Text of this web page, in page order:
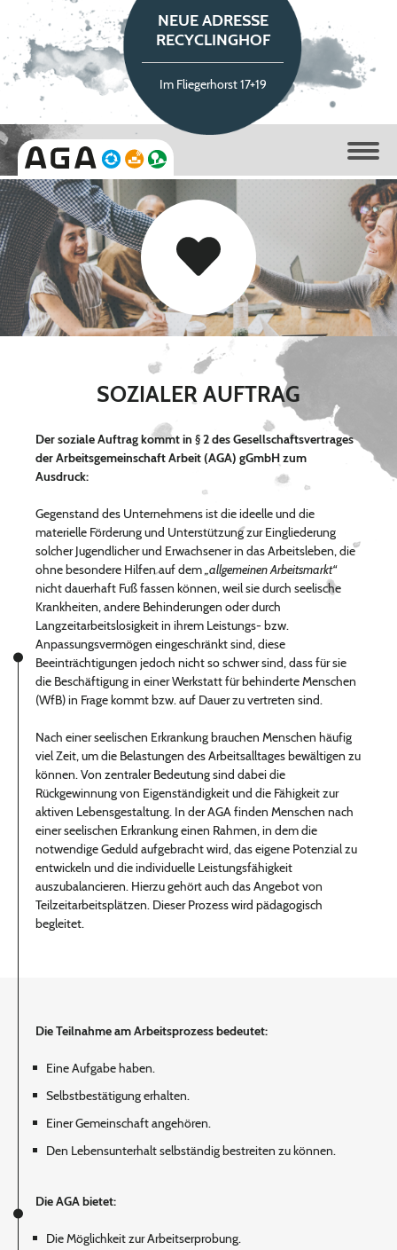
NEUE ADRESSE
RECYCLINGHOF
Im Fliegerhorst 17+19
SOZIALER AUFTRAG
Der soziale Auftrag kommt in § 2 des Gesellschaftsvertrages
der Arbeitsgemeinschaft Arbeit (AGA) gGmbH zum
Ausdruck:
Gegenstand des Unternehmens ist die ideelle und die
materielle Förderung und Unterstützung zur Eingliederung
solcher Jugendlicher und Erwachsener in das Arbeitsleben, die
ohne besondere Hilfen auf dem„allgemeinen Arbeitsmarkt“
nicht dauerhaft Fuß fassen können, weil sie durch seelische
Krankheiten, andere Behinderungen oder durch
Langzeitarbeitslosigkeit in ihrem Leistungs- bzw.
Anpassungsvermögen eingeschränkt sind, diese
Beeinträchtigungen jedoch nicht so schwer sind, dass für sie
die Beschäftigung in einer Werkstatt für behinderte Menschen
(WfB) in Frage kommt bzw. auf Dauer zu vertreten sind.
Nach einer seelischen Erkrankung brauchen Menschen häufig
viel Zeit, um die Belastungen des Arbeitsalltages bewältigen zu
können. Von zentraler Bedeutung sind dabei die
Rückgewinnung von Eigenständigkeit und die Fähigkeit zur
aktiven Lebensgestaltung. In der AGA finden Menschen nach
einer seelischen Erkrankung einen Rahmen, in dem die
notwendige Geduld aufgebracht wird, das eigene Potenzial zu
entwickeln und die individuelle Leistungsfähigkeit
auszubalancieren. Hierzu gehört auch das Angebot von
Teilzeitarbeitsplätzen. Dieser Prozess wird pädagogisch
begleitet.
Die Teilnahme am Arbeitsprozess bedeutet:
Eine Aufgabe haben.
Selbstbestätigung erhalten.
Einer Gemeinschaft angehören.
Den Lebensunterhalt selbständig bestreiten zu können.
Die AGA bietet:
Die Möglichkeit zur Arbeitserprobung.